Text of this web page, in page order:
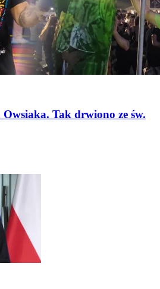
Tak drwiono ze św.